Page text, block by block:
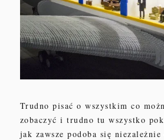
Trudno pisać o wszystkim co
zobaczyć i trudno tu wszystko
jak zawsze podoba się